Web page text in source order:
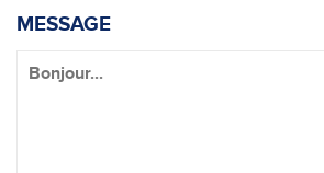
MESSAGE